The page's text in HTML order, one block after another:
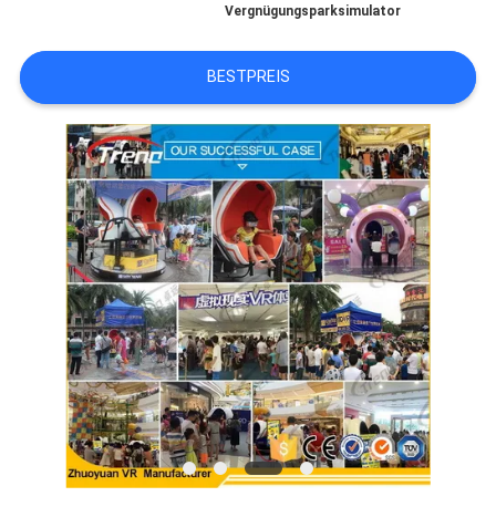
SITEMAP
PRIVACY
POLICY
Vergnügungsparksimulator
BESTPREIS